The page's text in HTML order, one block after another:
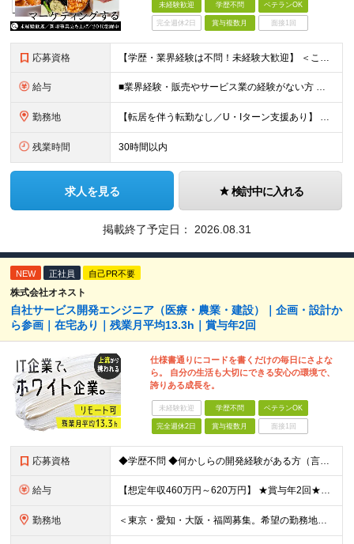
未経験歓迎 学歴不問 ベテランOK
完全週休2日 賞与複数月 面接1回
応募資格 【学歴・業界経験は不問！未経験大歓迎】 ＜こんな方、大歓迎！＞ ・新しいことにイチから挑戦し、ワクワクする熱量を味わいたい方 ・毎日同じことの繰り返しから抜け出したい方 ・新しいブランドづくりに興味
給与 ■業界経験・販売やサービス業の経験がない方 月給29.5万円～ ※固定残業手当（51,937円～/月30時間分）、固定深夜割増手当（3,463円～月10時間分） ■外食業界で店長・副店長等の経験をお
勤務地 【転居を伴う転勤なし／U・Iターン支援あり】 本社（恵比寿）または当社が運営する東京都内の直営店舗での勤務 ※配属先は経験・希望・プロジェクト内容を踏まえて決定します。 ★社宅・引越支援制度あり（
残業時間 30時間以内
求人を見る 検討中に入れる
掲載終了予定日： 2026.08.31
NEW 正社員 自己PR不要
株式会社オネスト
自社サービス開発エンジニア（医療・農業・建設）｜企画・設計か
ら参画｜在宅あり｜残業月平均13.3h｜賞与年2回
仕様書通りにコードを書くだけの毎日にさよな
ら。 自分の生活も大切にできる安心の環境で、
誇りある成長を。
未経験歓迎 学歴不問 ベテランOK
完全週休2日 賞与複数月 面接1回
応募資格 ◆学歴不問 ◆何かしらの開発経験がある方（言語不問） ＜以下のような方を歓迎します＞ ◎自社プロダクト開発に携わりたい方 ◎新しいサービスの企画から挑戦してみたい方 ◎これまでの経験を活かし管理職を
給与 【想定年収460万円～620万円】 ★賞与年2回★勤務地手当あり 月給30万円～41万円 ＜各種手当＞ ■勤務地手当（東京2万円／月、大阪1万円／月、名古屋5000円／月） ■通勤手当（月額5万円ま
勤務地 ＜東京・愛知・大阪・福岡募集。希望の勤務地で働けます＞ 希望通りの配属＆転勤も基本なし！ 「プロジェクト人員の枠を広げたい」などといった、 会社からの強制的な異動・出向依頼はありません。 ■東京オフ